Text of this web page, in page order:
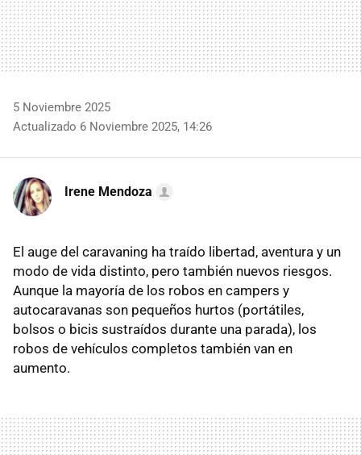
5 Noviembre 2025
Actualizado 6 Noviembre 2025, 14:26
Irene Mendoza
El auge del caravaning ha traído libertad, aventura y un
modo de vida distinto, pero también nuevos riesgos.
Aunque la mayoría de los robos en campers y
autocaravanas son pequeños hurtos (portátiles,
bolsos o bicis sustraídos durante una parada), los
robos de vehículos completos también van en
aumento.